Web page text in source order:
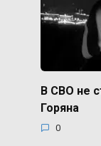
В СВО не
Горяна
0